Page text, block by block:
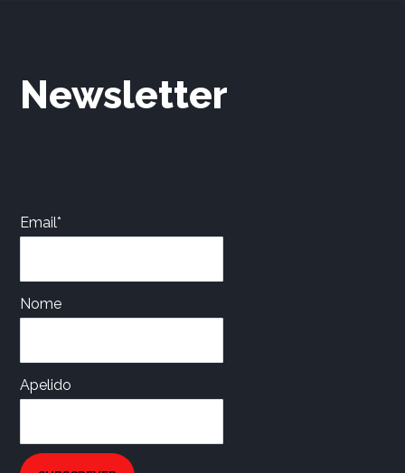
Newsletter
Email*
Nome
Apelido